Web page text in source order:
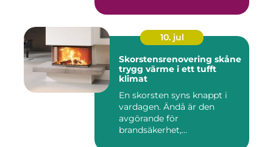
10. jul
Skorstensrenovering skåne
trygg värme i ett tufft
klimat
En skorsten syns knappt i
vardagen. Ändå är den
avgörande för
brandsäkerhet,